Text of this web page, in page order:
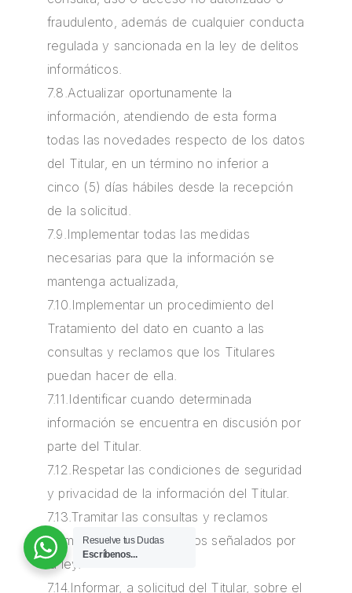
fraudulento, además de cualquier conducta
regulada y sancionada en la ley de delitos
informáticos.
7.8.Actualizar oportunamente la
información, atendiendo de esta forma
todas las novedades respecto de los datos
del Titular, en un término no inferior a
cinco (5) días hábiles desde la recepción
de la solicitud.
7.9.Implementar todas las medidas
necesarias para que la información se
mantenga actualizada,
7.10.Implementar un procedimiento del
Tratamiento del dato en cuanto a las
consultas y reclamos que los Titulares
puedan hacer de ella.
7.11.Identificar cuando determinada
información se encuentra en discusión por
parte del Titular.
7.12.Respetar las condiciones de seguridad
y privacidad de la información del Titular.
7.13.Tramitar las consultas y reclamos
formulados en los términos señalados por
la ley.
7.14.Informar, a solicitud del Titular, sobre el
Resuelve tus Dudas
Escríbenos...